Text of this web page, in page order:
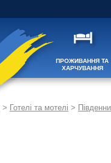
ПРОЖИВАННЯ ТА
ХАРЧУВАННЯ
> Готелі та мотелі >